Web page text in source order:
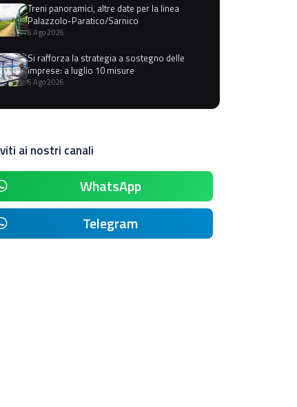
Treni panoramici, altre date per la linea
Palazzolo-Paratico/Sarnico
6 Ago 2026
Si rafforza la strategia a sostegno delle
imprese: a luglio 10 misure
6 Ago 2026
ai nostri canali
WhatsApp
Telegram